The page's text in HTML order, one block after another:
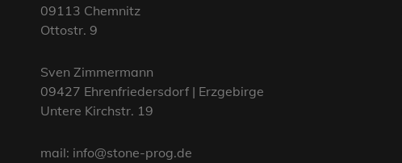
09113 Chemnitz
Ottostr. 9
Sven Zimmermann
09427 Ehrenfriedersdorf | Erzgebirge
Untere Kirchstr. 19
mail: info@stone-prog.de